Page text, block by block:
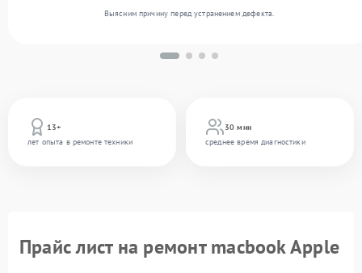
13+
лет опыта в ремонте техники
30 мин
среднее время диагностики
Выясним причину перед устранением дефекта.
Прайс лист на ремонт macbook Apple